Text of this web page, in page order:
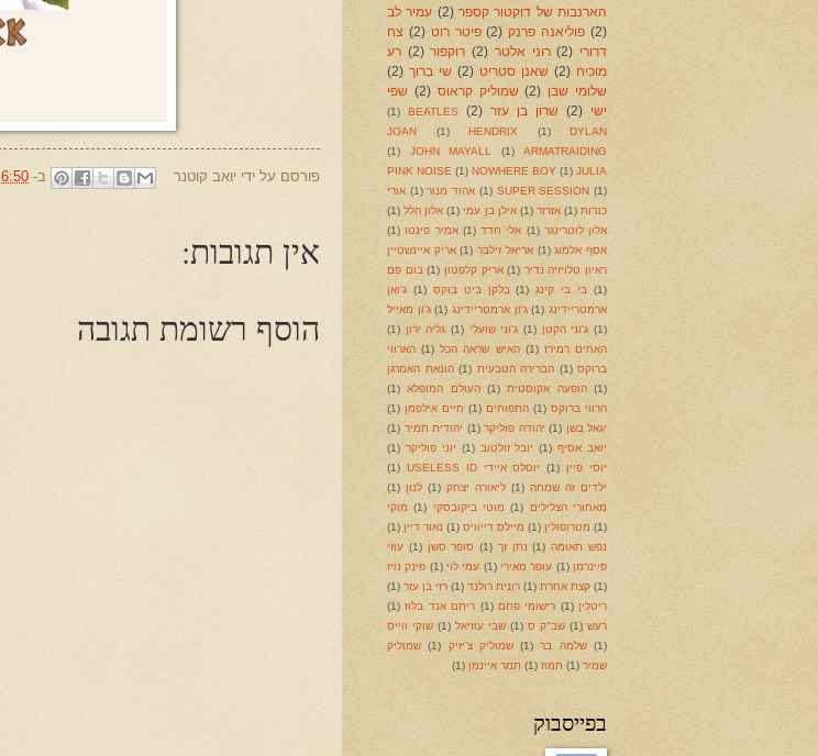
פורסם על ידי יואב קוטנר ב- 6:50
אין תגובות:
הוסף רשומת תגובה
הארנבות של דוקטור קספר (2) עמיר לב
(2) פוליאנה פרנק (2) פיטר רוט (2) צח
דרורי (2) רוני אלטר (2) רוקפור (2) רע
מוכיח (2) שאנן סטריט (2) שי ברוך (2)
שלומי שבן (2) שמוליק קראוס (2) שפי
ישי
(2) שרון בן עזר (2)
BEATLES
(1)
DYLAN
(1)
HENDRIX
(1)
JOAN
ARMATRAIDING
(1)
JOHN MAYALL
(1)
JULIA
(1)
NOWHERE BOY
(1)
PINK NOISE
(1)
SUPER SESSION
(1) אהוד מנור (1) אורי
כנרות (1) אזרזר (1) אילן בן עמי (1) אלון הלל (1)
אלון לוטרינגר (1) אלי חדד (1) אמיר פינטו (1)
אסף אלמוג (1) אריאל זילבר (1) אריק איינשטיין
ראיון טלויזיה נדיר (1) אריק קלפטון (1) בום פם
(1)
בי בי קינג (1) בלקן ביט בוקס (1) ג'ואן
ארמטריידינג (1) ג'ון ארמטריידינג (1) ג'ון מאייל
(1) ג'וני הקטן (1) ג'וני שועלי (1) גליה ירון (1)
האחים רמירז (1) האיש שראה הכל (1) הארווי
ברוקס (1) הברירה הטבעית (1) הונאת האמרגן
(1) הופעה אקוסטית (1) העולם המופלא (1)
הרווי ברוקס (1) התפוחים (1) חיים אילפמן (1)
יגאל בשן (1) יהודה פוליקר (1) יהודית תמיר (1)
יואב אסיף (1) יובל זולטוב (1) יוני פוליקר (1)
יוסי פיין (1) יוסלס איידי USELESS ID
(1)
ילדים זה שמחה (1) ליאורה יצחק (1) לנון (1)
מאחורי הצלילים
(1) מוטי ביקובסקי (1) מוקי
(1) מטרופולין (1) מיילס דייוויס (1) נאור דיין (1)
נפש תאומה (1) נתן זך (1) סופר סשן (1) עוזי
פיינרמן (1) עופר מאירי (1) עמי לוי (1) פינק נויז
(1) קצת אחרת (1) רונית רולנד (1) רזי בן עזר (1)
ריטלין (1) רישומי פחם (1) ריתם אנד בלוז (1)
רעש (1) שב"ק ס (1) שבי עוזיאל (1) שוקי ווייס
(1) שלמה בר (1) שמוליק צ'יזיק (1) שמוליק
שמיר (1) תמוז (1) תמר איינמן (1)
בפייסבוק